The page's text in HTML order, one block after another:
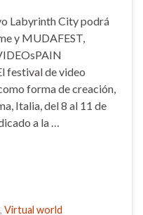
Labyrinth City podrá
y MUDAFEST,
festival de video
forma de creación,
Italia, del 8 al 11 de
a la …
, Virtual world